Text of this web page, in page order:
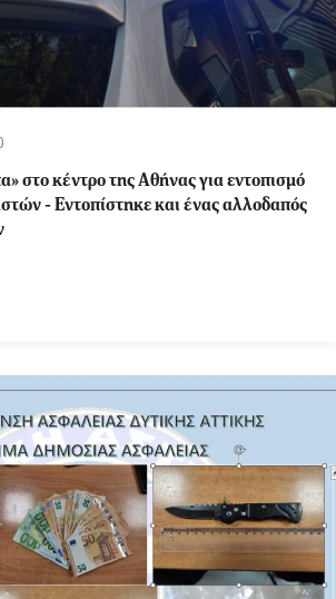
στο κέντρο της Αθήνας για εντοπισμό
- Εντοπίστηκε και ένας αλλοδαπός